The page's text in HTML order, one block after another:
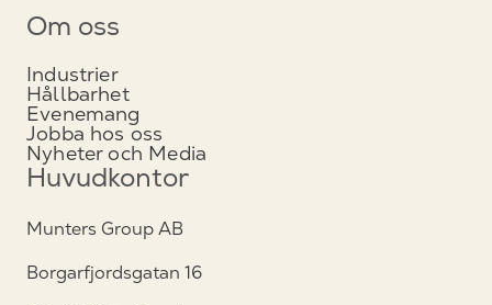
Om oss
Industrier
Hållbarhet
Evenemang
Jobba hos oss
Nyheter och Media
Huvudkontor
Munters Group AB
Borgarfjordsgatan 16